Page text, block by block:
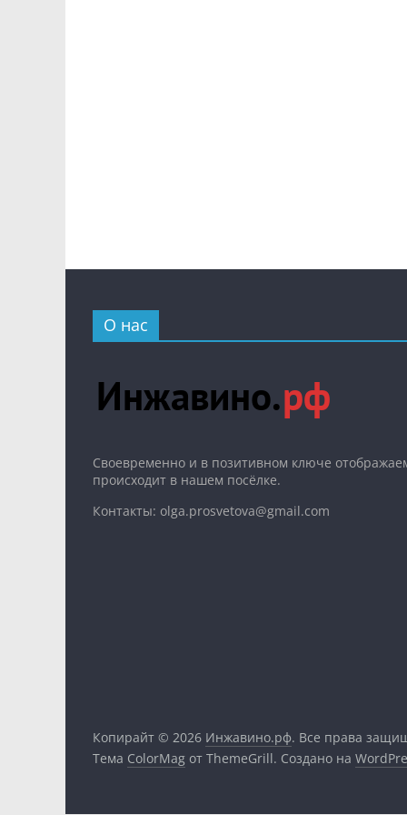
О нас
Cвоевременно и в позитивном ключе
происходит в нашем посёлке.
Контакты: olga.prosvetova@gmail.com
Копирайт © 2026 Инжавино.рф. Все права
Тема ColorMag от ThemeGrill. Создано на